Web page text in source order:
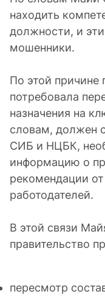
находить
должности, и
мошенники.
По этой причине
потребовала
назначения на
словам, должен
СИБ и НЦБК,
информацию о
рекомендации
работодателей.
В этой связи
пересмотр